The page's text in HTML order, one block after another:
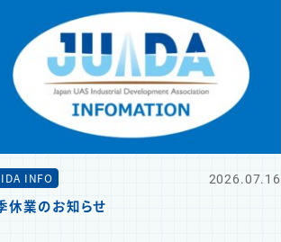
INFO 2026.07.16
休業のお知らせ